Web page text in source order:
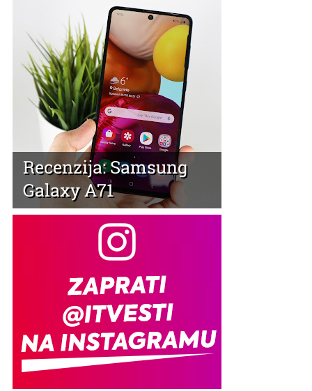
Recenzija: Samsung
Galaxy A71